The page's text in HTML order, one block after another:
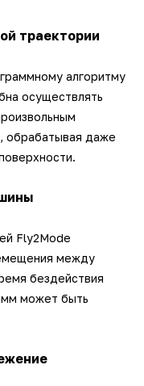
траектории
алгоритму
осуществлять
обрабатывая даже
Fly2Mode
между
бездействия
может быть